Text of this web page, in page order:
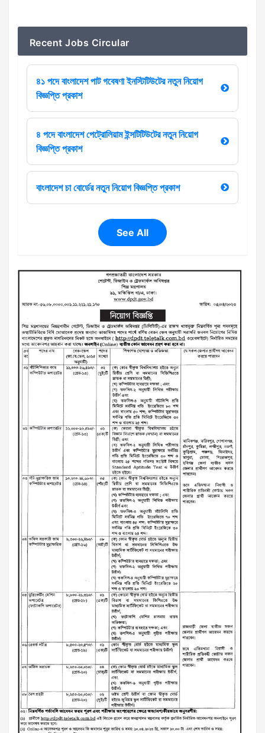
Recent Jobs Circular
৪১ পদে বাংলাদেশ পাট গবেষণা ইনস্টিটিউটের নতুন নিয়োগ
বিজ্ঞপ্তি প্রকাশ
৪ পদে বাংলাদেশ পেট্রোলিয়াম ইন্সটিটিউটের নতুন নিয়োগ
বিজ্ঞপ্তি প্রকাশ
বাংলাদেশ চা বোর্ডের নতুন নিয়োগ বিজ্ঞপ্তি প্রকাশ
See All